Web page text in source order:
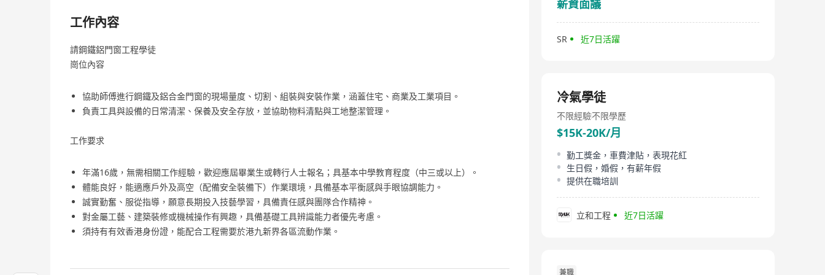
工作內容
請鋼鐵鋁門窗工程學徒
崗位內容
協助師傅進行鋼鐵及鋁合金門窗的現場量度、切割、組裝與安裝作業，涵蓋住宅、商業及工業項目。
負責工具與設備的日常清潔、保養及安全存放，並協助物料清點與工地整潔管理。
工作要求
年滿16歲，無需相關工作經驗，歡迎應屆畢業生或轉行人士報名；具基本中學教育程度（中三或以上）。
體能良好，能適應戶外及高空（配備安全裝備下）作業環境，具備基本平衡感與手眼協調能力。
誠實勤奮、服從指導，願意長期投入技藝學習，具備責任感與團隊合作精神。
對金屬工藝、建築裝修或機械操作有興趣，具備基礎工具辨識能力者優先考慮。
須持有有效香港身份證，能配合工程需要於港九新界各區流動作業。
薪資面議
SR 近7日活躍
冷氣學徒
不限經驗不限學歷
$15K-20K/月
勤工獎金，車費津貼，表現花紅
生日假，婚假，有薪年假
提供在職培訓
立和工程 近7日活躍
兼職